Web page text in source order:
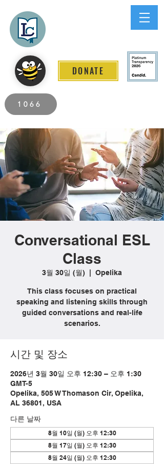
DONATE
1066
Conversational ESL
Class
3월 30일 (월) Opelika
This class focuses on practical
speaking and listening skills through
guided conversations and real-life
scenarios.
시간 및 장소
2026년 3월 30일 오후 12:30 – 오후 1:30
GMT-5
Opelika, 505 W Thomason Cir, Opelika,
AL 36801, USA
다른 날짜
8월 10일 (월) 오후 12:30
8월 17일 (월) 오후 12:30
8월 24일 (월) 오후 12:30